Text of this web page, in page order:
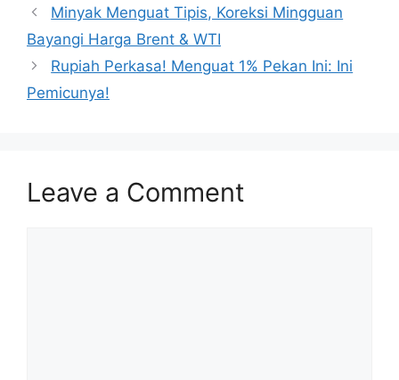
Minyak Menguat Tipis, Koreksi Mingguan
Bayangi Harga Brent & WTI
Rupiah Perkasa! Menguat 1% Pekan Ini: Ini
Pemicunya!
Leave a Comment